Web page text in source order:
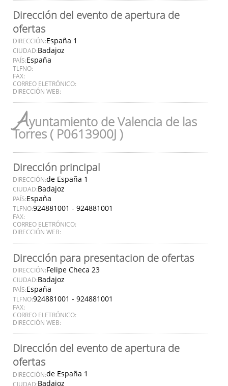
Dirección del evento de apertura de
ofertas
DIRECCIÓN:España 1
CIUDAD:Badajoz
PAÍS:España
TLFNO:
FAX:
CORREO ELETRÓNICO:
DIRECCIÓN WEB:
Ayuntamiento de Valencia de las
Torres ( P0613900J )
Dirección principal
DIRECCIÓN:de España 1
CIUDAD:Badajoz
PAÍS:España
TLFNO:924881001 - 924881001
FAX:
CORREO ELETRÓNICO:
DIRECCIÓN WEB:
Dirección para presentacion de ofertas
DIRECCIÓN:Felipe Checa 23
CIUDAD:Badajoz
PAÍS:España
TLFNO:924881001 - 924881001
FAX:
CORREO ELETRÓNICO:
DIRECCIÓN WEB:
Dirección del evento de apertura de
ofertas
DIRECCIÓN:de España 1
CIUDAD:Badajoz